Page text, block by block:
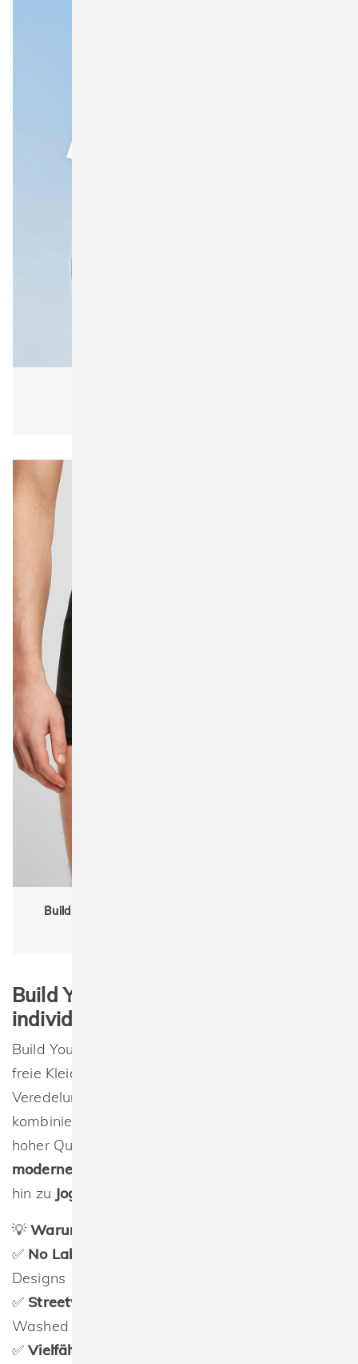
Build Your Brand BY132 Men Boxer Shorts 2-Pack
Build Your Brand – Die Marke für
individuelle Streetwear ohne Label
Build Your Brand steht für hochwertige, label-
freie Kleidung, die sich perfekt für individuelle
Veredelung eignet. Die deutsche Marke
kombiniert angesagte
hoher Qualität und bietet eine breite Palette an
modernen Basics
hin zu Jogginganzügen und Jacken
💡Warum Build Your Brand?
✅ No Label
Designs
✅ Streetwear-Trends
Washed & Unifarben
✅Vielfältige Materialien